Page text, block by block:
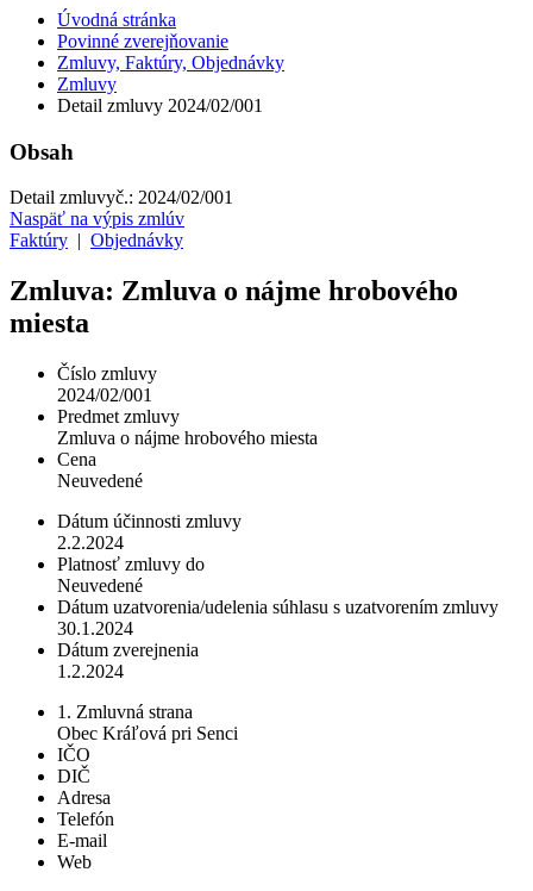
Úvodná stránka
Povinné zverejňovanie
Zmluvy, Faktúry, Objednávky
Zmluvy
Detail zmluvy 2024/02/001
Obsah
Detail zmluvyč.: 2024/02/001
Naspäť na výpis zmlúv
Faktúry
Objednávky
Zmluva: Zmluva o nájme hrobového
miesta
Číslo zmluvy
2024/02/001
Predmet zmluvy
Zmluva o nájme hrobového miesta
Cena
Neuvedené
Dátum účinnosti zmluvy
2.2.2024
Platnosť zmluvy do
Neuvedené
Dátum uzatvorenia/udelenia súhlasu s uzatvorením zmluvy
30.1.2024
Dátum zverejnenia
1.2.2024
1. Zmluvná strana
Obec Kráľová pri Senci
IČO
DIČ
Adresa
Telefón
E-mail
Web